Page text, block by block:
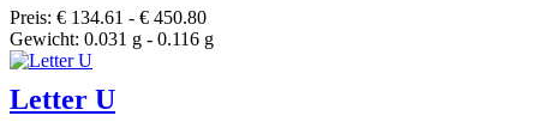
Preis: € 134.61 - € 450.80
Gewicht: 0.031 g - 0.116 g
Letter U